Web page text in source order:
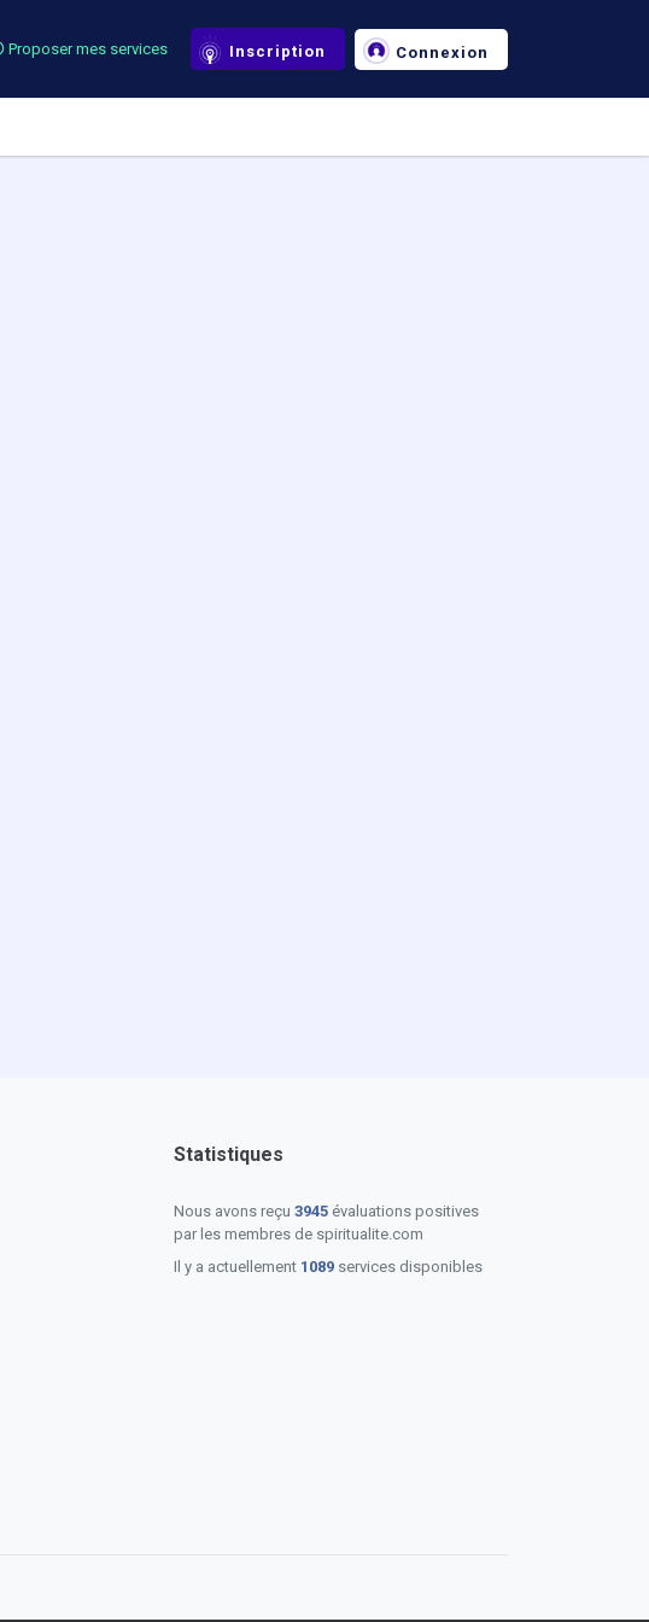
Proposer mes services Inscription Connexion
Statistiques
Nous avons reçu 3945évaluations positives
par les membres de spiritualite.com
Il y a actuellement 1089services disponibles